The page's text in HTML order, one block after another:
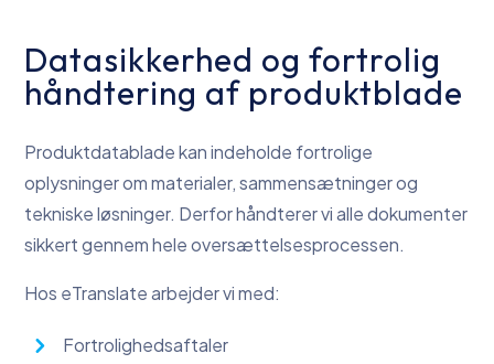
Datasikkerhed og fortrolig
håndtering af produktblade
Produktdatablade kan indeholde fortrolige
oplysninger om materialer, sammensætninger og
tekniske løsninger. Derfor håndterer vi alle dokumenter
sikkert gennem hele oversættelsesprocessen.
Hos eTranslate arbejder vi med:
Fortrolighedsaftaler